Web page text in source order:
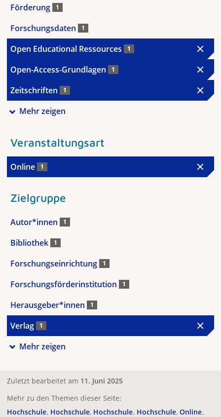
Förderung 1
Forschungsdaten 1
Open Educational Ressources 1
Open-Access-Grundlagen 1
Zeitschriften 1
Mehr zeigen
Veranstaltungsart
Online 1
Zielgruppe
Autor*innen 1
Bibliothek 1
Forschungseinrichtung 1
Forschungsförderinstitution 1
Herausgeber*innen 1
Verlag 1
Mehr zeigen
Zuletzt bearbeitet am 11. Juni 2025
Mehr zu den Themen dieser Seite:
Hochschule Hochschule Hochschule Hochschule Online